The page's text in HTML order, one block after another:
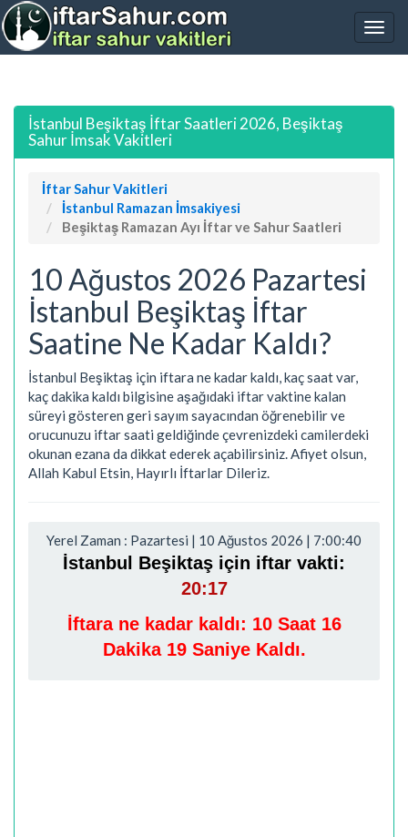
İstanbul Beşiktaş İftar Saatleri 2026, Beşiktaş
Sahur İmsak Vakitleri
İftar Sahur Vakitleri
İstanbul Ramazan İmsakiyesi
Beşiktaş Ramazan Ayı İftar ve Sahur Saatleri
10 Ağustos 2026 Pazartesi
İstanbul Beşiktaş İftar
Saatine Ne Kadar Kaldı?
İstanbul Beşiktaş için iftara ne kadar kaldı, kaç saat var,
kaç dakika kaldı bilgisine aşağıdaki iftar vaktine kalan
süreyi gösteren geri sayım sayacından öğrenebilir ve
orucunuzu iftar saati geldiğinde çevrenizdeki camilerdeki
okunan ezana da dikkat ederek açabilirsiniz. Afiyet olsun,
Allah Kabul Etsin, Hayırlı İftarlar Dileriz.
Yerel Zaman : Pazartesi | 10 Ağustos 2026 | 7:00:41
İstanbul Beşiktaş için iftar vakti:
20:17
İftara ne kadar kaldı: 10 Saat 16
Dakika 18 Saniye Kaldı.